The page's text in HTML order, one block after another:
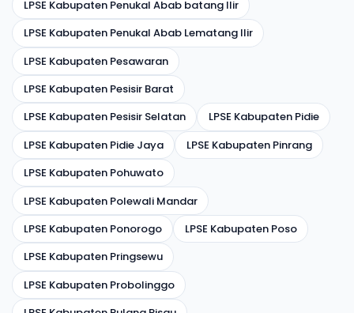
LPSE Kabupaten Penukal Abab batang Ilir
LPSE Kabupaten Penukal Abab Lematang Ilir
LPSE Kabupaten Pesawaran
LPSE Kabupaten Pesisir Barat
LPSE Kabupaten Pesisir Selatan
LPSE Kabupaten Pidie
LPSE Kabupaten Pidie Jaya
LPSE Kabupaten Pinrang
LPSE Kabupaten Pohuwato
LPSE Kabupaten Polewali Mandar
LPSE Kabupaten Ponorogo
LPSE Kabupaten Poso
LPSE Kabupaten Pringsewu
LPSE Kabupaten Probolinggo